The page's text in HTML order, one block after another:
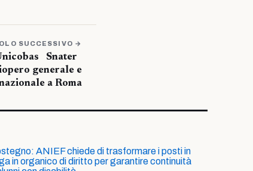
SUCCESSIVO →
Snater
generale e
a Roma